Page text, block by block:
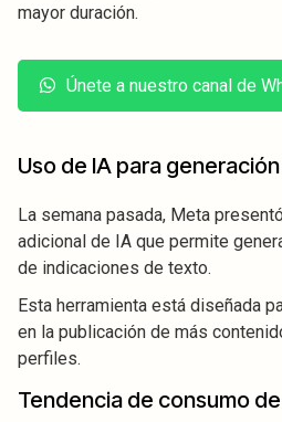
mayor duración.
Únete a nuestro canal de
Uso de IA para
La semana pasada, Meta
adicional de IA que permite
de indicaciones de texto.
Esta herramienta está diseñada
en la publicación de más
perfiles.
Tendencia de consumo